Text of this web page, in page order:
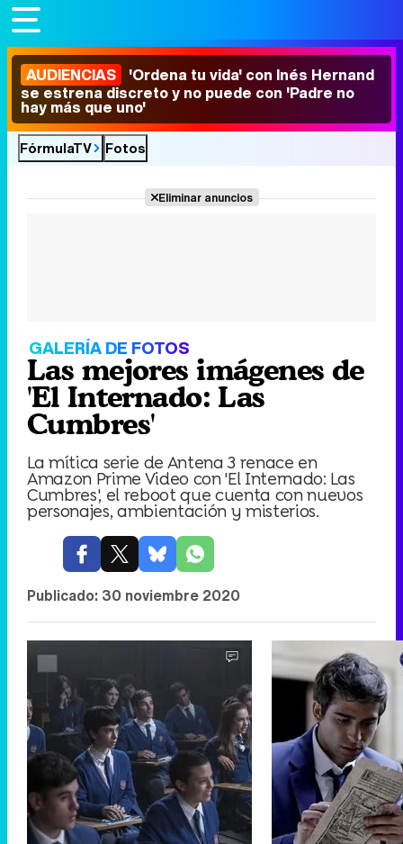
AUDIENCIAS 'Ordena tu vida' con Inés Hernand
se estrena discreto y no puede con 'Padre no
hay más que uno'
FórmulaTV Fotos
Eliminar anuncios
GALERÍA DE FOTOS
Las mejores imágenes de
'El Internado: Las
Cumbres'
La mítica serie de Antena 3 renace en
Amazon Prime Video con 'El Internado: Las
Cumbres', el reboot que cuenta con nuevos
personajes, ambientación y misterios.
Publicado: 30 noviembre 2020